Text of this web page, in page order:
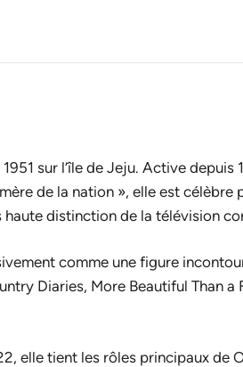
sur l’île de Jeju. Active depuis
de la nation », elle est célèbre
distinction de la télévision
comme une figure
Diaries, More Beautiful Than a
elle tient les rôles principaux de